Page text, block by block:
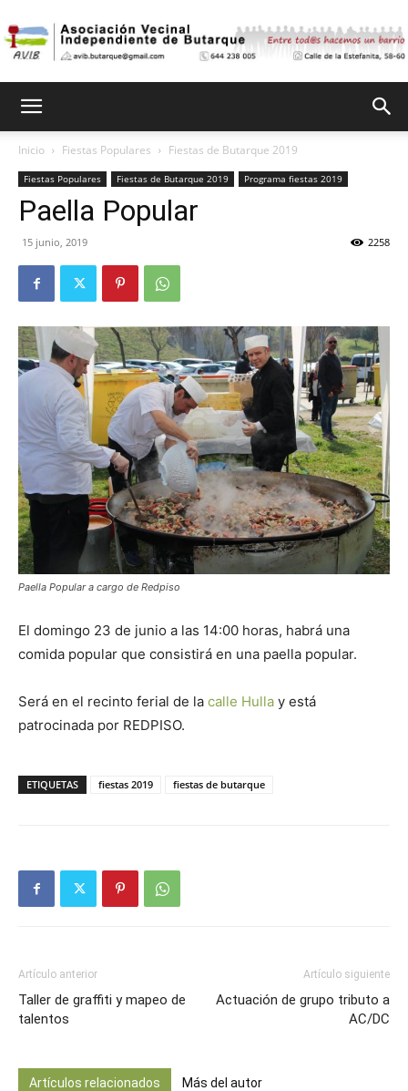
Vecinal
de
Butarque
Inicio Fiestas Populares Fiestas de Butarque 2019
Fiestas Populares Fiestas de Butarque 2019 Programa fiestas 2019
Paella Popular
15 junio, 2019 2258
Paella Popular a cargo de Redpiso
El domingo 23 de junio a las 14:00 horas, habrá una
comida popular que consistirá en una paella popular.
Será en el recinto ferial de la calle Hulla y está
patrocinada por REDPISO.
ETIQUETAS fiestas 2019 fiestas de butarque
Artículo anterior
Taller de graffiti y mapeo de
talentos
Artículo siguiente
Actuación de grupo tributo a
AC/DC
Artículos relacionados Más del autor